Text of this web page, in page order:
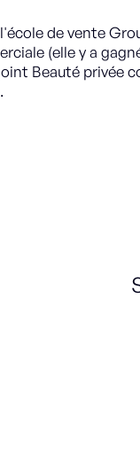
de vente
(elle y a
Beauté privée